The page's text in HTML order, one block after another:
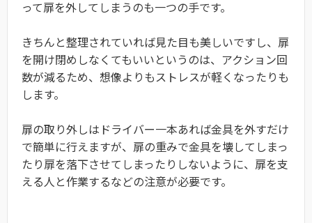
って扉を外してしまうのも一つの手です。
きちんと整理されていれば見た目も美しいですし、扉
を開け閉めしなくてもいいというのは、アクション回
数が減るため、想像よりもストレスが軽くなったりも
します。
扉の取り外しはドライバー一本あれば金具を外すだけ
で簡単に行えますが、扉の重みで金具を壊してしまっ
たり扉を落下させてしまったりしないように、扉を支
える人と作業するなどの注意が必要です。